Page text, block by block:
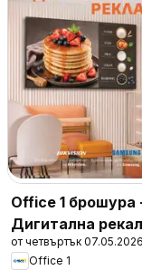
Office 1 брошура
Дигитална
от четвъртък 07.05.2026
Office 1